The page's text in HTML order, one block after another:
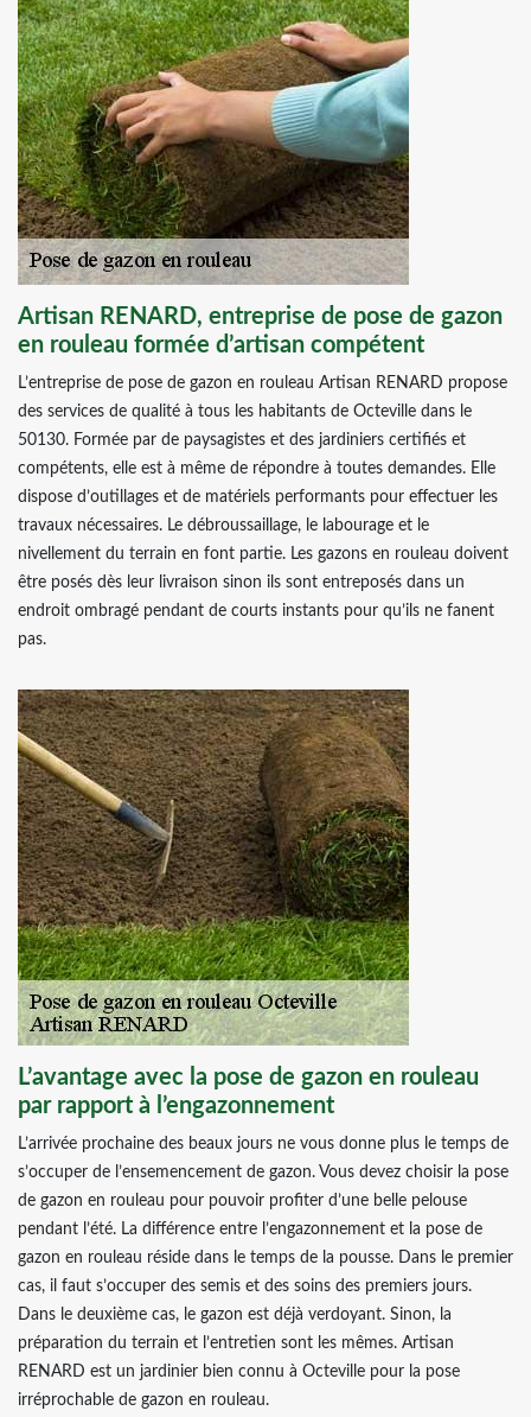
Artisan RENARD, entreprise de pose de gazon
en rouleau formée d’artisan compétent
L’entreprise de pose de gazon en rouleau Artisan RENARD propose
des services de qualité à tous les habitants de Octeville dans le
50130. Formée par de paysagistes et des jardiniers certifiés et
compétents, elle est à même de répondre à toutes demandes. Elle
dispose d’outillages et de matériels performants pour effectuer les
travaux nécessaires. Le débroussaillage, le labourage et le
nivellement du terrain en font partie. Les gazons en rouleau doivent
être posés dès leur livraison sinon ils sont entreposés dans un
endroit ombragé pendant de courts instants pour qu’ils ne fanent
pas.
L’avantage avec la pose de gazon en rouleau
par rapport à l’engazonnement
L’arrivée prochaine des beaux jours ne vous donne plus le temps de
s’occuper de l’ensemencement de gazon. Vous devez choisir la pose
de gazon en rouleau pour pouvoir profiter d’une belle pelouse
pendant l’été. La différence entre l’engazonnement et la pose de
gazon en rouleau réside dans le temps de la pousse. Dans le premier
cas, il faut s’occuper des semis et des soins des premiers jours.
Dans le deuxième cas, le gazon est déjà verdoyant. Sinon, la
préparation du terrain et l’entretien sont les mêmes. Artisan
RENARD est un jardinier bien connu à Octeville pour la pose
irréprochable de gazon en rouleau.